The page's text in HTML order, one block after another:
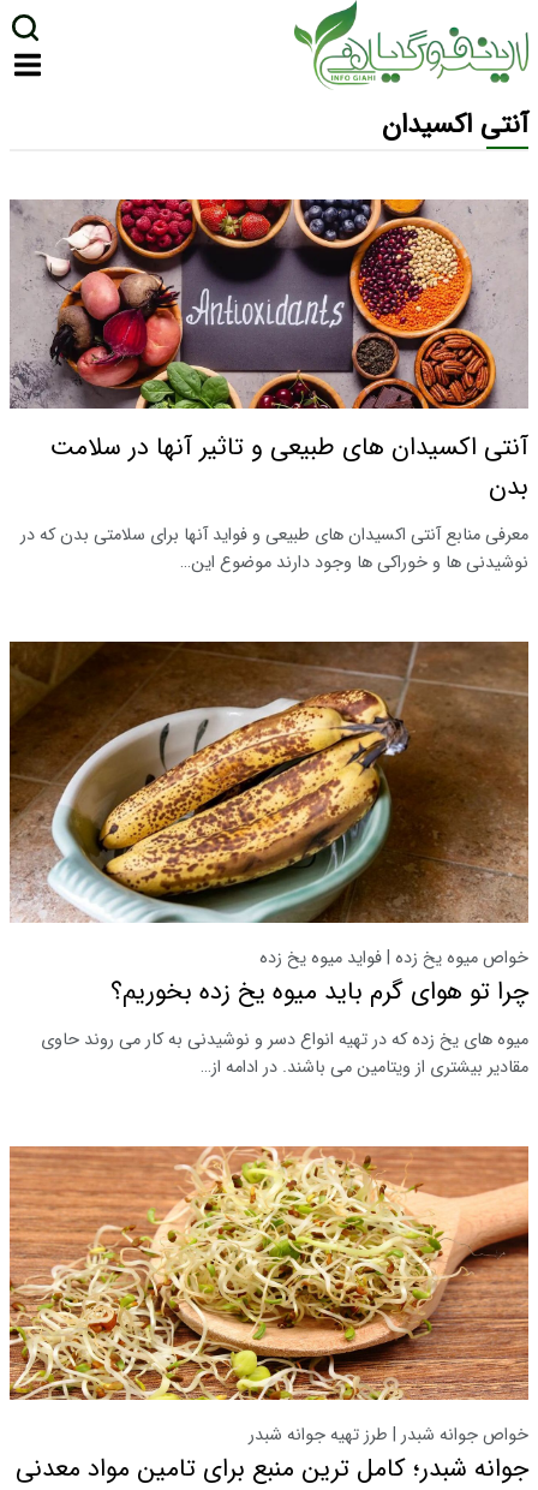
آنتی اکسیدان
آنتی اکسیدان های طبیعی و تاثیر آنها در سلامت
بدن
معرفی منابع آنتی اکسیدان های طبیعی و فواید آنها برای سلامتی بدن که در
نوشیدنی ها و خوراکی ها وجود دارند موضوع این…
خواص میوه یخ زده | فواید میوه یخ زده
چرا تو هوای گرم باید میوه یخ زده بخوریم؟
میوه های یخ زده که در تهیه انواع دسر و نوشیدنی به کار می روند حاوی
مقادیر بیشتری از ویتامین می باشند. در ادامه از…
خواص جوانه شبدر | طرز تهیه جوانه شبدر
جوانه شبدر؛ کامل ترین منبع برای تامین مواد معدنی